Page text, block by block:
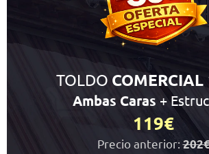
TOLDO COMERCIAL
Ambas Caras +
119€
Precio anterior: